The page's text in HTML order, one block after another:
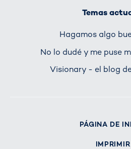
Temas
Hagamos algo
No lo dudé y me puse
Visionary - el blog
PÁGINA DE
IMPRIMIR